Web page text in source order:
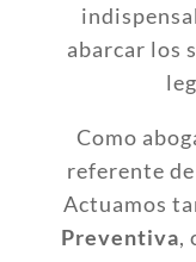
abarcar los
Como
referente
Actuamos
Preventiva,